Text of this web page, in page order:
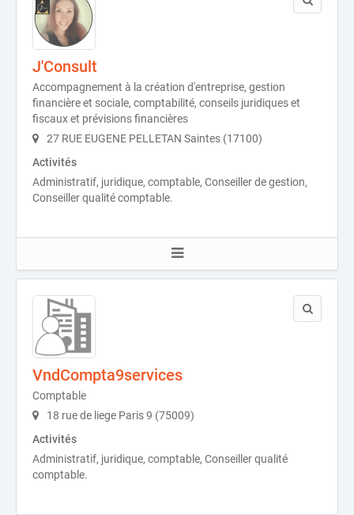
J'Consult
Accompagnement à la création d'entreprise, gestion
financière et sociale, comptabilité, conseils juridiques et
fiscaux et prévisions financières
27 RUE EUGENE PELLETAN Saintes (17100)
Activités
Administratif, juridique, comptable, Conseiller de gestion,
Conseiller qualité comptable.
VndCompta9services
Comptable
18 rue de liege Paris 9 (75009)
Activités
Administratif, juridique, comptable, Conseiller qualité
comptable.